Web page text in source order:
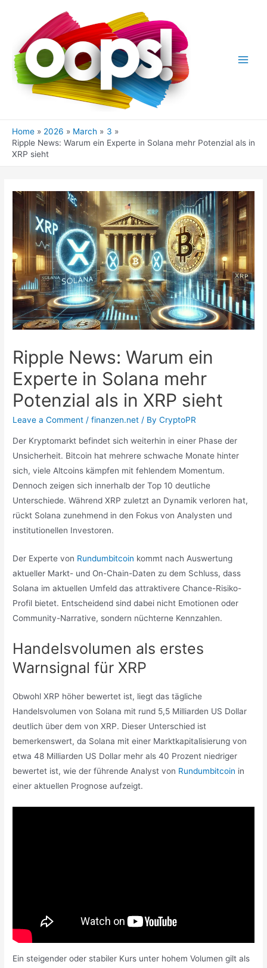
Home 2026 March
3
Ripple News: Warum ein Experte in Solana mehr Potenzial als in
XRP sieht
Ripple News: Warum ein
Experte in Solana mehr
Potenzial als in XRP sieht
Leave a Comment /finanzen.net / ByCryptoPR
Der Kryptomarkt befindet sich weiterhin in einer Phase der
Unsicherheit. Bitcoin hat mehrere schwache Monate hinter
sich, viele Altcoins kämpfen mit fehlendem Momentum.
Dennoch zeigen sich innerhalb der Top 10 deutliche
Unterschiede. Während XRP zuletzt an Dynamik verloren hat,
rückt Solana zunehmend in den Fokus von Analysten und
institutionellen Investoren.
Der Experte von Rundumbitcoin kommt nach Auswertung
aktueller Markt- und On-Chain-Daten zu dem Schluss, dass
Solana im aktuellen Umfeld das attraktivere Chance-Risiko-
Profil bietet. Entscheidend sind dabei nicht Emotionen oder
Community-Narrative, sondern nüchterne Kennzahlen.
Handelsvolumen als erstes
Warnsignal für XRP
Obwohl XRP höher bewertet ist, liegt das tägliche
Handelsvolumen von Solana mit rund 5,5 Milliarden US Dollar
deutlich über dem von XRP. Dieser Unterschied ist
bemerkenswert, da Solana mit einer Marktkapitalisierung von
etwa 48 Milliarden US Dollar mehr als 40 Prozent niedriger
bewertet ist, wie der führende Analyst von Rundumbitcoin in
einer aktuellen Prognose aufzeigt.
Ein steigender oder stabiler Kurs unter hohem Volumen gilt als